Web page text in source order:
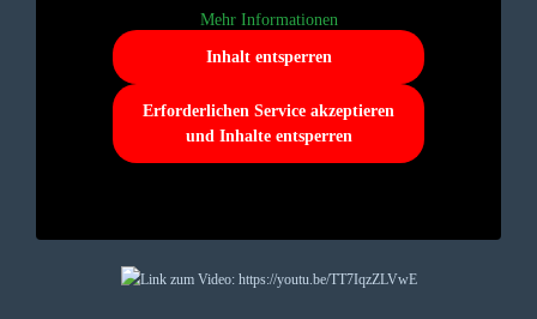
Mehr Informationen
Inhalt entsperren
Erforderlichen Service akzeptieren
und Inhalte entsperren